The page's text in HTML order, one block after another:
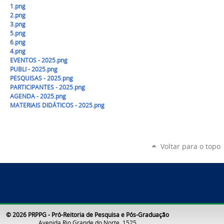
1.png
2.png
3.png
5.png
6.png
4.png
EVENTOS - 2025.png
PUBLI - 2025.png
PESQUISAS - 2025.png
PARTICIPANTES - 2025.png
AGENDA - 2025.png
MATERIAIS DIDÁTICOS - 2025.png
Voltar para o topo
© 2026 PRPPG - Pró-Reitoria de Pesquisa e Pós-Graduação